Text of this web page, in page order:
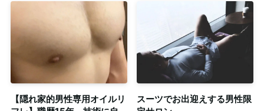
ト
【隠れ家的男性専用オイルリ
スーツでお出迎えする男性限